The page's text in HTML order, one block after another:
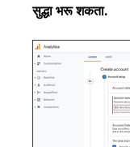
सुद्धा भरू शकता.